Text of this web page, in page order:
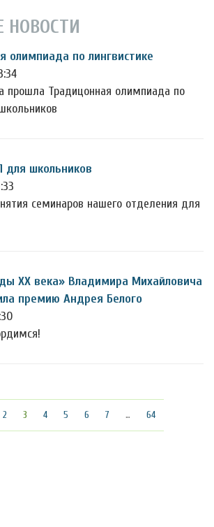
НОВОСТИ
олимпиада по лингвистике
прошла Традицонная олимпиада по
школьников
семинаров нашего отделения для
ХХ века» Владимира Михайловича
премию Андрея Белого
2 3 (текущая)
4 5 6 7 … 64